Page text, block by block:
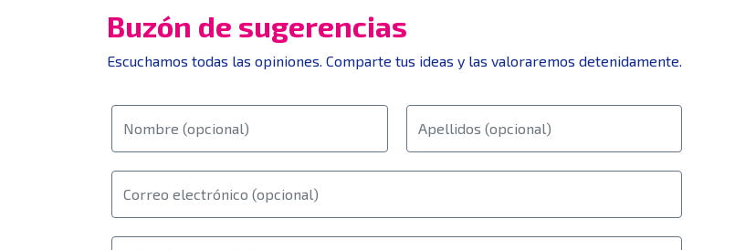
Buzón de sugerencias
Escuchamos todas las opiniones. Comparte tus ideas y las valoraremos detenidamente.